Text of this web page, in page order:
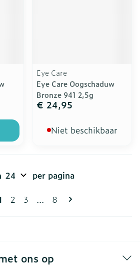
Eye Care
Eye Care Oogschaduw
Bronze 941 2,5g
€ 24,95
Niet beschikbaar
Pagina's
lees momenteel pagina
Pagina
2 Pagina
3 ... Pagina
8
per pagina
ons op